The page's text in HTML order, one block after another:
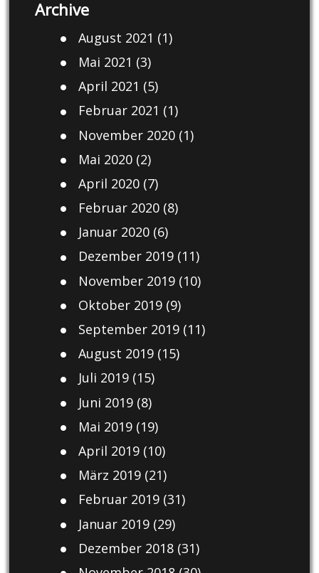
Archive
August 2021 (1)
Mai 2021 (3)
April 2021 (5)
Februar 2021 (1)
November 2020(1)
Mai 2020(2)
April 2020(7)
Februar 2020(8)
Januar 2020(6)
Dezember 2019(11)
November 2019(10)
Oktober 2019(9)
September 2019(11)
August 2019(15)
Juli 2019(15)
Juni 2019(8)
Mai 2019(19)
April 2019(10)
März 2019(21)
Februar 2019(31)
Januar 2019(29)
Dezember 2018(31)